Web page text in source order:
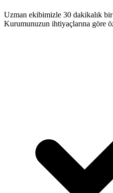
Uzman ekibimizle 30 dakikalık
Kurumunuzun ihtiyaçlarına göre